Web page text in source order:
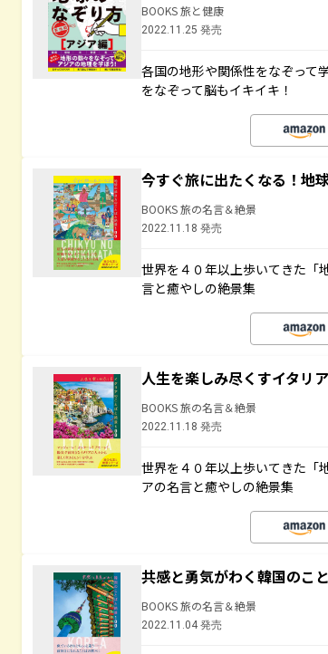
BOOKS 旅と健康
2022.11.25 発売
各国の地形や関係性をなぞって
をなぞって脳もイキイキ！
今すぐ旅に出たくなる！地
BOOKS 旅の名言＆絶景
2022.11.18 発売
世界を４０年以上歩いてきた「
言と癒やしの絶景集
人生を楽しみ尽くすイタリ
BOOKS 旅の名言＆絶景
2022.11.18 発売
世界を４０年以上歩いてきた「
アの名言と癒やしの絶景集
共感と勇気がわく韓国のこ
BOOKS 旅の名言＆絶景
2022.11.04 発売